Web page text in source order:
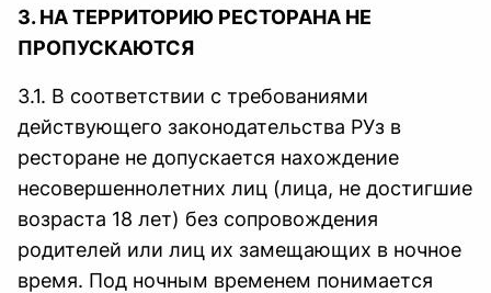
3. НА ТЕРРИТОРИЮ РЕСТОРАНА НЕ
ПРОПУСКАЮТСЯ
3.1. В соответствии с требованиями
действующего законодательства РУз в
ресторане не допускается нахождение
несовершеннолетних лиц (лица, не достигшие
возраста 18 лет) без сопровождения
родителей или лиц их замещающих в ночное
время. Под ночным временем понимается